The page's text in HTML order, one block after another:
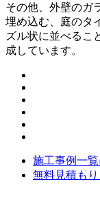
その他、外壁のガ
埋め込む、庭のタ
ズル状に並べるこ
成しています。
施工事例一
無料見積も